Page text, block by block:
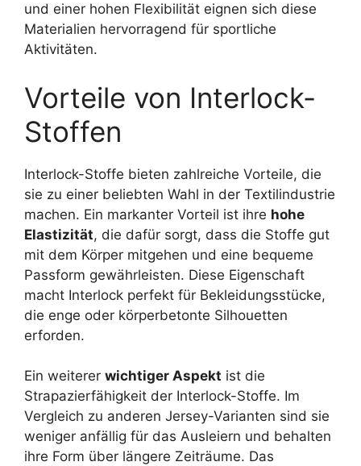
und einer hohen Flexibilität eignen sich diese
Materialien hervorragend für sportliche
Aktivitäten.
Vorteile von Interlock-
Stoffen
Interlock-Stoffe bieten zahlreiche Vorteile, die
sie zu einer beliebten Wahl in der Textilindustrie
machen. Ein markanter Vorteil ist ihre hohe
Elastizität, die dafür sorgt, dass die Stoffe gut
mit dem Körper mitgehen und eine bequeme
Passform gewährleisten. Diese Eigenschaft
macht Interlock perfekt für Bekleidungsstücke,
die enge oder körperbetonte Silhouetten
erforden.
Ein weiterer wichtiger Aspekt ist die
Strapazierfähigkeit der Interlock-Stoffe. Im
Vergleich zu anderen Jersey-Varianten sind sie
weniger anfällig für das Ausleiern und behalten
ihre Form über längere Zeiträume. Das